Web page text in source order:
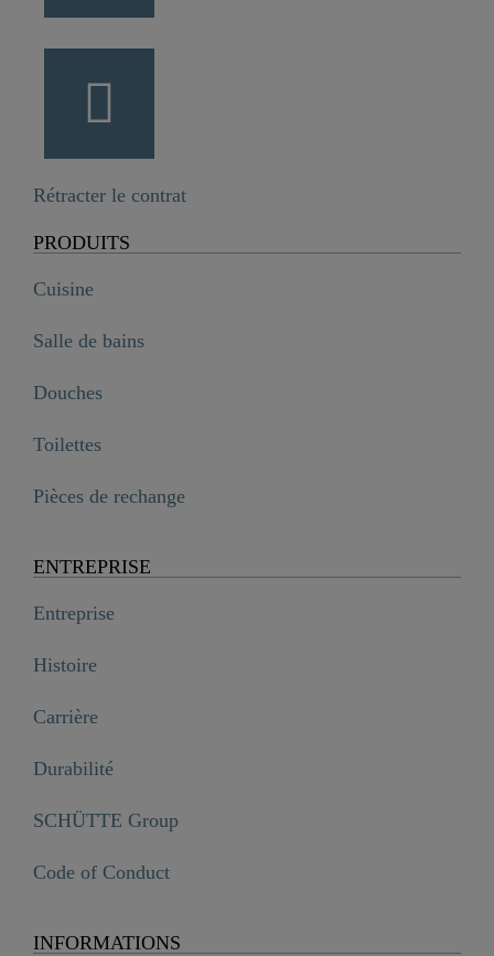
Rétracter le contrat
PRODUITS
Cuisine
Salle de bains
Douches
Toilettes
Pièces de rechange
ENTREPRISE
Entreprise
Histoire
Carrière
Durabilité
SCHÜTTE Group
Code of Conduct
INFORMATIONS